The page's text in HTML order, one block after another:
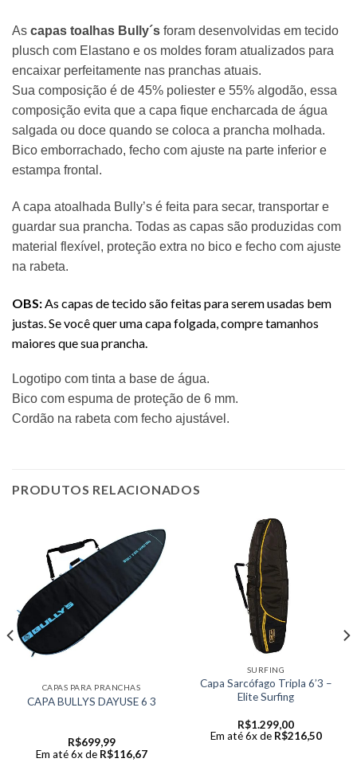
As capas toalhas Bully´s foram desenvolvidas em tecido
plusch com Elastano e os moldes foram atualizados para
encaixar perfeitamente nas pranchas atuais.
Sua composição é de 45% poliester e 55% algodão, essa
composição evita que a capa fique encharcada de água
salgada ou doce quando se coloca a prancha molhada.
Bico emborrachado, fecho com ajuste na parte inferior e
estampa frontal.
A capa atoalhada Bully’s é feita para secar, transportar e
guardar sua prancha. Todas as capas são produzidas com
material flexível, proteção extra no bico e fecho com ajuste
na rabeta.
OBS: As capas de tecido são feitas para serem usadas bem
justas. Se você quer uma capa folgada, compre tamanhos
maiores que sua prancha.
Logotipo com tinta a base de água.
Bico com espuma de proteção de 6 mm.
Cordão na rabeta com fecho ajustável.
PRODUTOS RELACIONADOS
CAPAS PARA PRANCHAS
CAPA BULLYS DAYUSE 6 3
R$699,99
Em até 6x de R$116,67
SURFING
Capa Sarcófago Tripla 6’3 –
Elite Surfing
R$1.299,00
Em até 6x de R$216,50